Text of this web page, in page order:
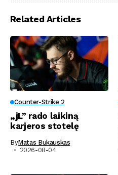
Related Articles
Counter-Strike 2
„jL” rado laikiną
karjeros stotelę
ByMatas Bukauskas
2026-08-04